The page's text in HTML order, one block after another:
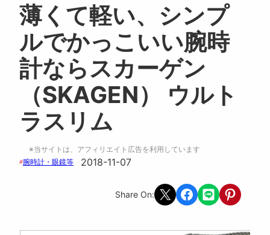
薄くて軽い、シンプ
ルでかっこいい腕時
計ならスカーゲン
（SKAGEN） ウルト
ラスリム
※当サイトは、アフィリエイト広告を利用しています
#腕時計・眼鏡等 2018-11-07
Share On: Share on X Share on Facebook
Share on LINEShare on